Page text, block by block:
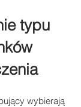
typu
wybierają